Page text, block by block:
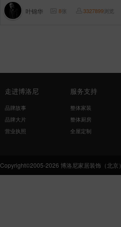
叶锦华 8张 3327899浏览
走进博洛尼
品牌故事
品牌大片
营业执照
服务支持
整体家装
整体厨房
全屋定制
Copyright©2005-2026 博洛尼家居装饰（北